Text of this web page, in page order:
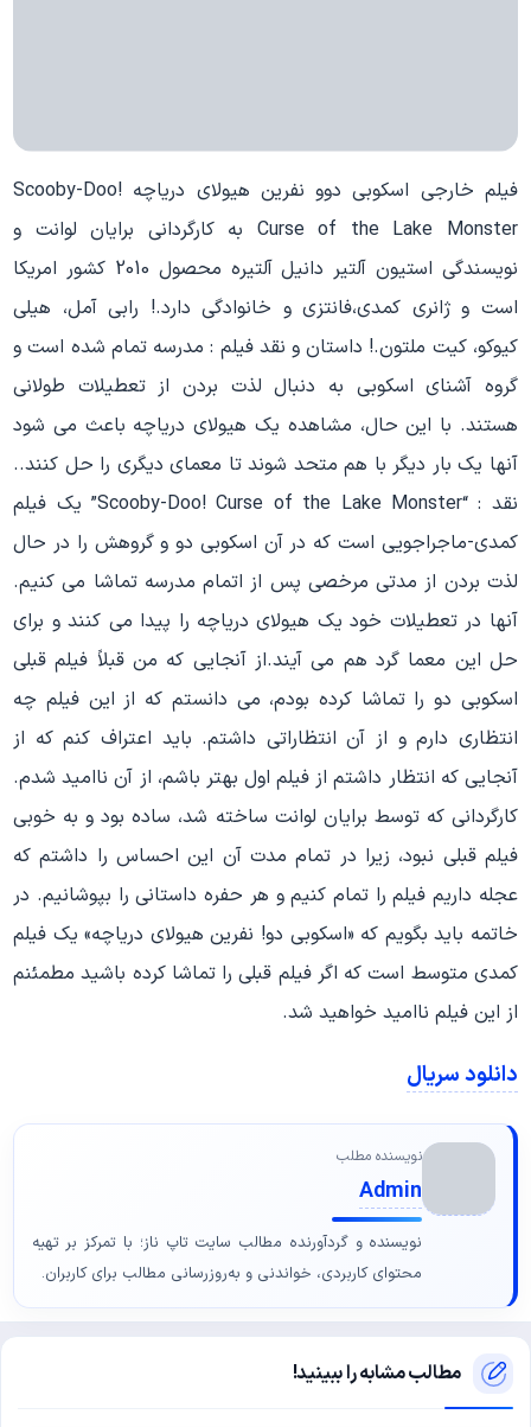
فیلم خارجی اسکوبی دوو نفرین هیولای دریاچه Scooby-Doo!
Curse of the Lake Monster به کارگردانی برایان لوانت و
نویسندگی استیون آلتیر دانیل آلتیره محصول 2010 کشور امریکا
است و ژانری کمدی،فانتزی و خانوادگی دارد.! رابی آمل، هیلی
کیوکو، کیت ملتون.! داستان و نقد فیلم : مدرسه تمام شده است و
گروه آشنای اسکوبی به دنبال لذت بردن از تعطیلات طولانی
هستند. با این حال، مشاهده یک هیولای دریاچه باعث می شود
آنها یک بار دیگر با هم متحد شوند تا معمای دیگری را حل کنند..
نقد : “Scooby-Doo! Curse of the Lake Monster” یک فیلم
کمدی-ماجراجویی است که در آن اسکوبی دو و گروهش را در حال
لذت بردن از مدتی مرخصی پس از اتمام مدرسه تماشا می کنیم.
آنها در تعطیلات خود یک هیولای دریاچه را پیدا می کنند و برای
حل این معما گرد هم می آیند.از آنجایی که من قبلاً فیلم قبلی
اسکوبی دو را تماشا کرده بودم، می دانستم که از این فیلم چه
انتظاری دارم و از آن انتظاراتی داشتم. باید اعتراف کنم که از
آنجایی که انتظار داشتم از فیلم اول بهتر باشم، از آن ناامید شدم.
کارگردانی که توسط برایان لوانت ساخته شد، ساده بود و به خوبی
فیلم قبلی نبود، زیرا در تمام مدت آن این احساس را داشتم که
عجله داریم فیلم را تمام کنیم و هر حفره داستانی را بپوشانیم. در
خاتمه باید بگویم که «اسکوبی دو! نفرین هیولای دریاچه» یک فیلم
کمدی متوسط ​​است که اگر فیلم قبلی را تماشا کرده باشید مطمئنم
از این فیلم ناامید خواهید شد.
دانلود سریال
نویسنده مطلب
Admin
نویسنده و گردآورنده مطالب سایت تاپ ناز؛ با تمرکز بر تهیه
محتوای کاربردی، خواندنی و به‌روزرسانی مطالب برای کاربران.
مطالب مشابه را ببینید!